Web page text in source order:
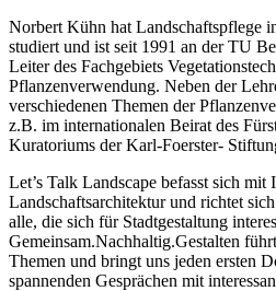
Norbert Kühn hat Landschaftspflege
studiert und ist seit 1991 an der TU
Leiter des Fachgebiets
Pflanzenverwendung. Neben der
verschiedenen Themen der
z.B. im internationalen Beirat des
Kuratoriums der Karl-Foerster-
Let’s Talk Landscape befasst sich mit
Landschaftsarchitektur und richtet
alle, die sich für Stadtgestaltung
Gemeinsam.Nachhaltig.Gestalten
Themen und bringt uns jeden ersten
spannenden Gesprächen mit